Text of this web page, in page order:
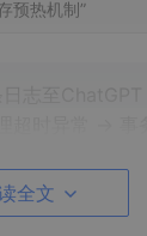
预热机制”
全文